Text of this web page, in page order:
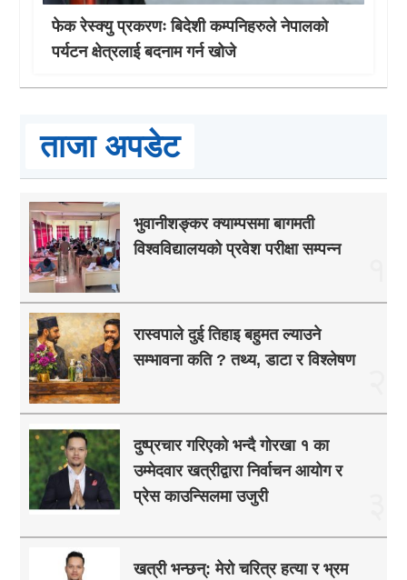
फेक रेस्क्यु प्रकरणः बिदेशी कम्पनिहरुले नेपालको
पर्यटन क्षेत्रलाई बदनाम गर्न खोजे
ताजा अपडेट
भुवानीशङ्कर क्याम्पसमा बागमती
विश्वविद्यालयको प्रवेश परीक्षा सम्पन्न
रास्वपाले दुई तिहाइ बहुमत ल्याउने
सम्भावना कति ? तथ्य, डाटा र विश्लेषण
दुष्प्रचार गरिएको भन्दै गोरखा १ का
उम्मेदवार खत्रीद्वारा निर्वाचन आयोग र
प्रेस काउन्सिलमा उजुरी
खत्री भन्छन्: मेरो चरित्र हत्या र भ्रम